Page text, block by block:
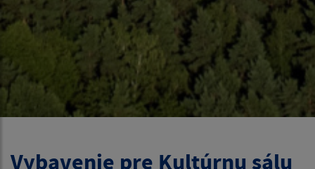
Vybavenie pre Kultúrnu sálu